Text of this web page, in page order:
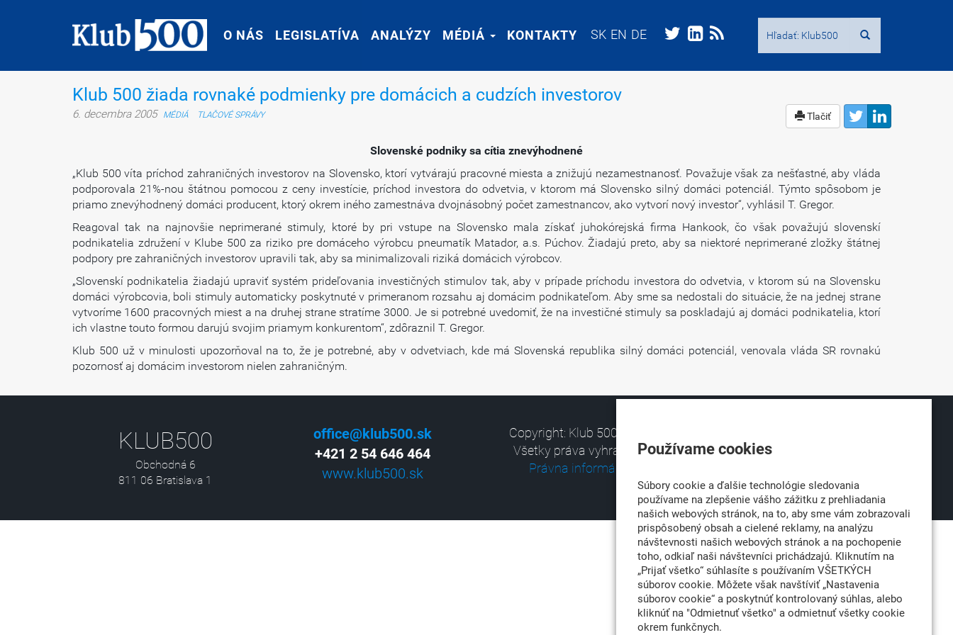
O NÁS LEGISLATÍVA ANALÝZY MÉDIÁ KONTAKTY SK EN DE
O NÁS LEGISLATÍVA ANALÝZY MÉDIÁ KONTAKTY SK EN DE
Klub 500 žiada rovnaké podmienky pre domácich a cudzích investorov
6. decembra 2005 MÉDIÁ TLAČOVÉ SPRÁVY Tlačiť
Slovenské podniky sa cítia znevýhodnené
„Klub 500 víta príchod zahraničných investorov na Slovensko, ktorí vytvárajú pracovné miesta a znižujú nezamestnanosť. Považuje však za nešťastné, aby vláda
podporovala 21%-nou štátnou pomocou z ceny investície, príchod investora do odvetvia, v ktorom má Slovensko silný domáci potenciál. Týmto spôsobom je
priamo znevýhodnený domáci producent, ktorý okrem iného zamestnáva dvojnásobný počet zamestnancov, ako vytvorí nový investor“, vyhlásil T. Gregor.
Reagoval tak na najnovšie neprimerané stimuly, ktoré by pri vstupe na Slovensko mala získať juhokórejská firma Hankook, čo však považujú slovenskí
podnikatelia združení v Klube 500 za riziko pre domáceho výrobcu pneumatík Matador, a.s. Púchov. Žiadajú preto, aby sa niektoré neprimerané zložky štátnej
podpory pre zahraničných investorov upravili tak, aby sa minimalizovali riziká domácich výrobcov.
„Slovenskí podnikatelia žiadajú upraviť systém prideľovania investičných stimulov tak, aby v prípade príchodu investora do odvetvia, v ktorom sú na Slovensku
domáci výrobcovia, boli stimuly automaticky poskytnuté v primeranom rozsahu aj domácim podnikateľom. Aby sme sa nedostali do situácie, že na jednej strane
vytvoríme 1600 pracovných miest a na druhej strane stratíme 3000. Je si potrebné uvedomiť, že na investičné stimuly sa poskladajú aj domáci podnikatelia, ktorí
ich vlastne touto formou darujú svojim priamym konkurentom“, zdôraznil T. Gregor.
Klub 500 už v minulosti upozorňoval na to, že je potrebné, aby v odvetviach, kde má Slovenská republika silný domáci potenciál, venovala vláda SR rovnakú
pozornosť aj domácim investorom nielen zahraničným.
KLUB500
Obchodná 6
811 06 Bratislava 1
office@klub500.sk
+421 2 54 646 464
www.klub500.sk
Copyright: Klub 500, 2026
Všetky práva vyhradené
Právna informácia
Používame cookies
Súbory cookie a ďalšie technológie sledovania
používame na zlepšenie vášho zážitku z prehliadania
našich webových stránok, na to, aby sme vám zobrazovali
prispôsobený obsah a cielené reklamy, na analýzu
návštevnosti našich webových stránok a na pochopenie
toho, odkiaľ naši návštevníci prichádzajú. Kliknutím na
„Prijať všetko“ súhlasíte s používaním VŠETKÝCH
súborov cookie. Môžete však navštíviť „Nastavenia
súborov cookie“ a poskytnúť kontrolovaný súhlas, alebo
kliknúť na "Odmietnuť všetko" a odmietnuť všetky cookie
okrem funkčnych.